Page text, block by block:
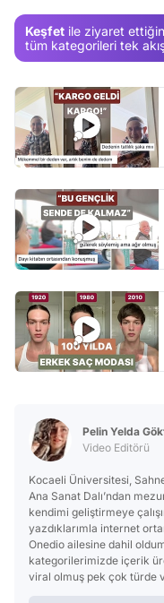
Keşfet ile ziyaret ettiğin
tüm kategorileri tek
Pelin Yelda
Video Editörü
Kocaeli Üniversitesi,
Ana Sanat Dalı’ndan
kendimi geliştirmeye
yazdıklarımla internet
Onedio ailesine dahil
kategorilerimizde içerik
viral olmuş pek çok türde